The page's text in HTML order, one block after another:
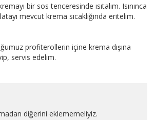
bir sos tenceresinde ısıtalım. Isınınca
mevcut krema sıcaklığında eritelim.
profiterollerin içine krema dışına
servis edelim.
diğerini eklememeliyiz.